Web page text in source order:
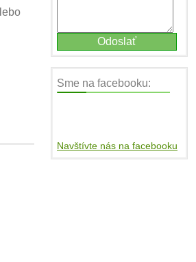
Sme na facebooku:
Navštívte nás na facebooku